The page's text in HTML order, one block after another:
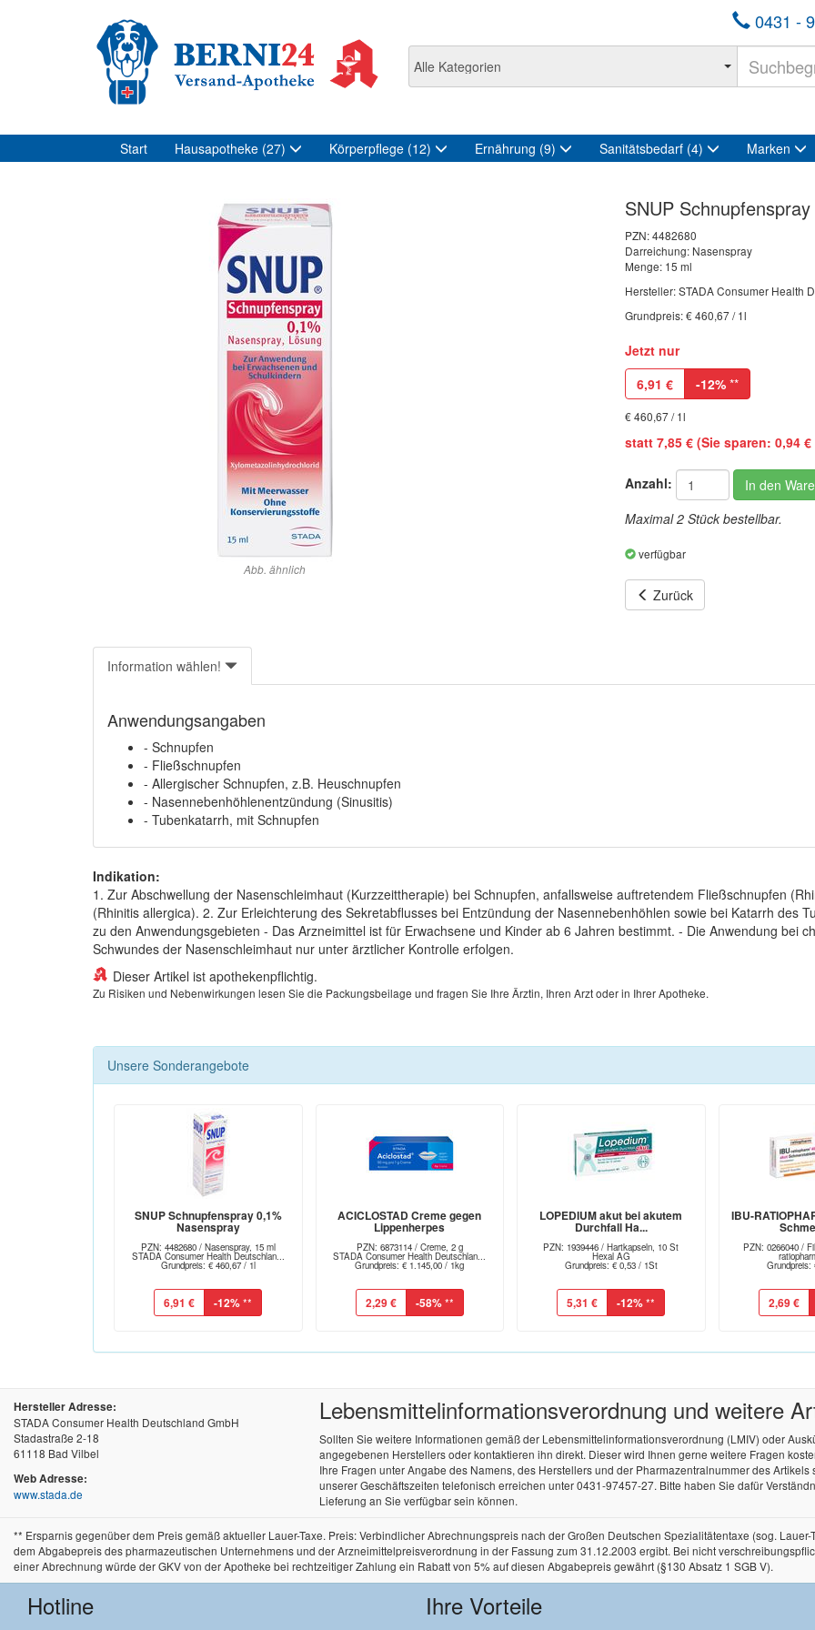
0431 -
Start Hausapotheke (27) Körperpflege (12) Ernährung (9) Sanitätsbedarf (4) Marken
Abb. ähnlich
SNUP
PZN:4482680
Darreichung: Nasenspray
Menge: 15 ml
Hersteller: STADA Consumer Health
Grundpreis: € 460,67 / 1l
Jetzt nur
6,91 € -12% **
€ 460,67 / 1l
statt 7,85 € (Sie sparen: 0,94 €
Anzahl:
In den
Maximal 2 Stück bestellbar.
verfügbar
Zurück
Information wählen!
Anwendungsangaben
- Schnupfen
- Fließschnupfen
- Allergischer Schnupfen, z.B. Heuschnupfen
- Nasennebenhöhlenentzündung (Sinusitis)
- Tubenkatarrh, mit Schnupfen
Indikation:
1. Zur Abschwellung der Nasenschleimhaut (Kurzzeittherapie) bei Schnupfen, anfallsweise auftretendem Fließschnupfen
(Rhinitis allergica). 2. Zur Erleichterung des Sekretabflusses bei Entzündung der Nasennebenhöhlen sowie bei Katarrh des
zu den Anwendungsgebieten - Das Arzneimittel ist für Erwachsene und Kinder ab 6 Jahren bestimmt. - Die Anwendung bei
Schwundes der Nasenschleimhaut nur unter ärztlicher Kontrolle erfolgen.
Dieser Artikel ist apothekenpflichtig.
Zu Risiken und Nebenwirkungen lesen Sie die Packungsbeilage und fragen Sie Ihre Ärztin, Ihren Arzt oder in Ihrer Apotheke.
Unsere Sonderangebote
SNUP Schnupfenspray 0,1%
Nasenspray
PZN: 4482680 / Nasenspray, 15 ml
STADA Consumer Health Deutschlan...
Grundpreis: € 460,67 / 1l
6,91 € -12%**
ACICLOSTAD Creme gegen
Lippenherpes
PZN: 6873114 / Creme, 2 g
STADA Consumer Health Deutschlan...
Grundpreis: € 1.145,00 / 1kg
2,29 € -58%**
LOPEDIUM akut bei akutem
Durchfall Ha...
PZN: 1939446 / Hartkapseln, 10 St
Hexal AG
Grundpreis: € 0,53 / 1St
5,31 € -12%**
IBU-
PZN: 0266040 /
2,69 €
Hersteller Adresse:
STADA Consumer Health Deutschland GmbH
Stadastraße 2-18
61118 Bad Vilbel
Web Adresse:
www.stada.de
Lebensmittel­informations­verordnung und weitere
Sollten Sie weitere Informationen gemäß der Lebensmittel­informations­verordnung (LMIV) oder
angegebenen Herstellers oder kontaktieren ihn direkt. Dieser wird Ihnen gerne weitere Fragen
Ihre Fragen unter Angabe des Namens, des Herstellers und der Pharmazentralnummer des
unserer Geschäftszeiten telefonisch erreichen unter 0431-97457-27. Bitte haben Sie dafür
Lieferung an Sie verfügbar sein können.
** Ersparnis gegenüber dem Preis gemäß aktueller Lauer-Taxe. Preis: Verbindlicher Abrechnungspreis nach der Großen Deutschen Spezialitätentaxe (sog.
dem Abgabepreis des pharmazeutischen Unternehmens und der Arzneimittelpreisverordnung in der Fassung zum 31.12.2003 ergibt. Bei nicht
einer Abrechnung würde der GKV von der Apotheke bei rechtzeitiger Zahlung ein Rabatt von 5% auf diesen Abgabepreis gewährt (§130 Absatz 1 SGB V).
Hotline Ihre Vorteile